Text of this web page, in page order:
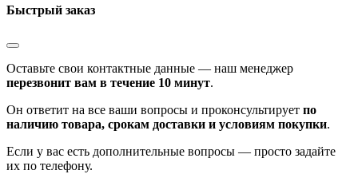
Быстрый заказ
Оставьте свои контактные данные — наш менеджер
перезвонит вам в течение 10 минут.
Он ответит на все ваши вопросы и проконсультирует по
наличию товара, срокам доставки и условиям покупки.
Если у вас есть дополнительные вопросы — просто задайте
их по телефону.